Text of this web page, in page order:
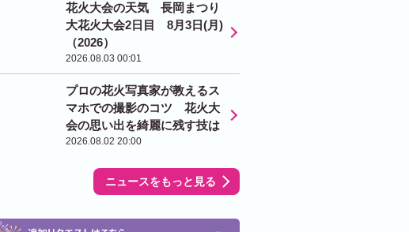
花火大会の天気 長岡まつり
大花火大会2日目 8月3日(月)
（2026）
2026.08.03 00:01
プロの花火写真家が教えるス
マホでの撮影のコツ 花火大
会の思い出を綺麗に残す技は
2026.08.02 20:00
ニュースをもっと見る